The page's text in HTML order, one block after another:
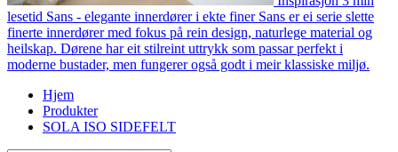
lesetid Sans - elegante innerdører i ekte finer Sans er ei serie slette
finerte innerdører med fokus på rein design, naturlege material og
heilskap. Dørene har eit stilreint uttrykk som passar perfekt i
moderne bustader, men fungerer også godt i meir klassiske miljø.
Hjem
Produkter
SOLA ISO SIDEFELT